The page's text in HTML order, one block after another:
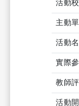
活動
主動
活動
實際
教師
活動